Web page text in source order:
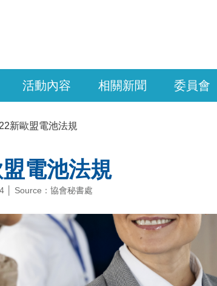
活動內容 相關新聞 委員會
新歐盟電池法規
電池法規
│ Source：協會秘書處